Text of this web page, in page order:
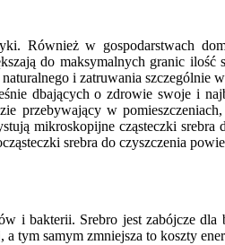
Również w gospodarstwach
do maksymalnych granic
i zatruwania szczególnie
dbających o zdrowie swoje i
przebywający w
mikroskopijne cząsteczki
srebra do czyszczenia
i bakterii. Srebro jest zabójcze
tym samym zmniejsza to koszty